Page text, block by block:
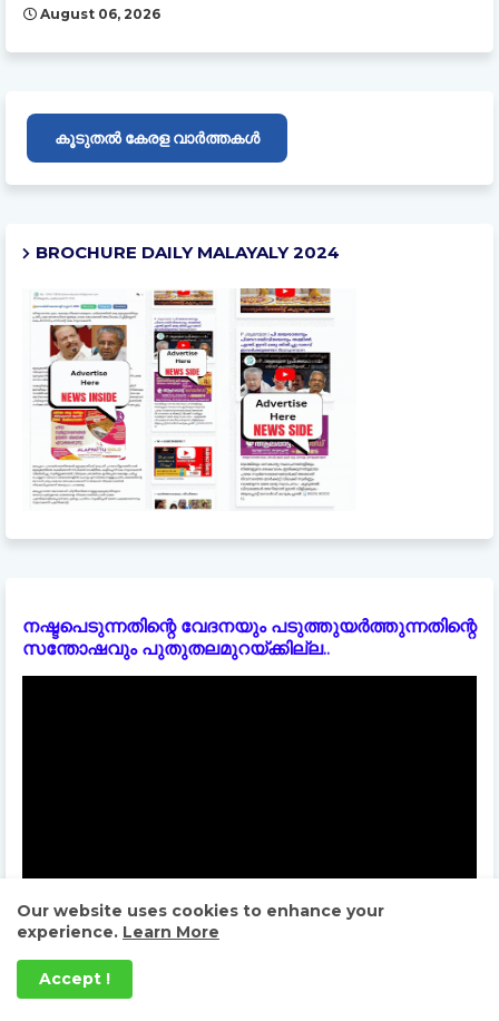
August 06, 2026
കൂടുതൽ കേരള വാർത്തകൾ
BROCHURE DAILY MALAYALY 2024
നഷ്ടപെടുന്നതിന്റെ വേദനയും പടുത്തുയർത്തുന്നതിന്റെ
സന്തോഷവും പുതുതലമുറയ്ക്കില്ല..
Our website uses cookies to enhance your
experience. Learn More
Accept !